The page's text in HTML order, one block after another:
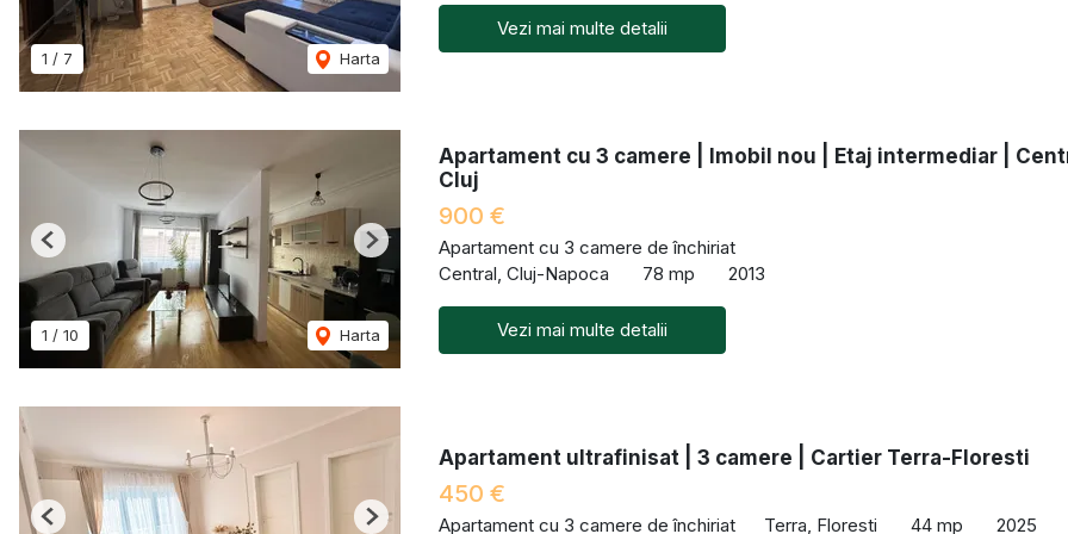
1 / 7 Harta
Vezi mai multe detalii
1 / 10 Harta
Previous Next
Apartament cu 3 camere | Imobil nou | Etaj intermediar |
Cluj
900 €
Apartament cu 3 camere de închiriat
Central, Cluj-Napoca
78 mp 2013
Vezi mai multe detalii
Previous Next
Apartament ultrafinisat | 3 camere | Cartier Terra-Floresti
450 €
Apartament cu 3 camere de închiriat Terra, Floresti 44 mp 2025